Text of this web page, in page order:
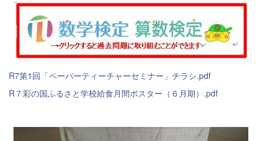
R7第1回「ペーパーティーチャーセミナー」チラシ.pdf
R７彩の国ふるさと学校給食月間ポスター（６月期）.pdf